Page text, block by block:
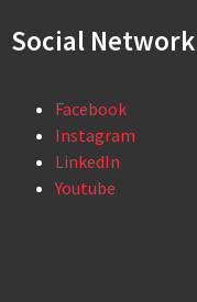
Social Network
Facebook
Instagram
LinkedIn
Youtube